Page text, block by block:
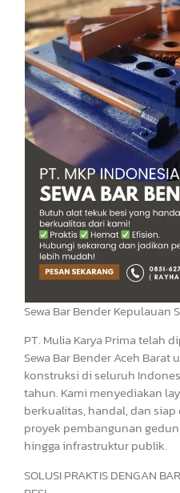
Sewa Bar Bender Kepulauan
PT. Mulia Karya Prima telah
Sewa Bar Bender Aceh
konstruksi di seluruh
tahun. Kami menyediakan
berkualitas, handal, dan
proyek pembangunan
hingga infrastruktur publik.
SOLUSI PRAKTIS DENGAN